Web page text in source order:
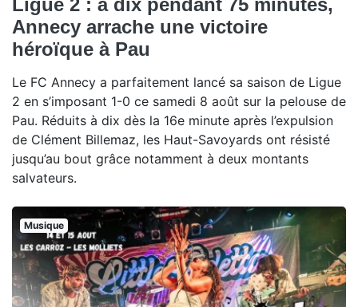
Ligue 2 : à dix pendant 75 minutes,
Annecy arrache une victoire
héroïque à Pau
Le FC Annecy a parfaitement lancé sa saison de Ligue
2 en s’imposant 1-0 ce samedi 8 août sur la pelouse de
Pau. Réduits à dix dès la 16e minute après l’expulsion
de Clément Billemaz, les Haut-Savoyards ont résisté
jusqu’au bout grâce notamment à deux montants
salvateurs.
Musique